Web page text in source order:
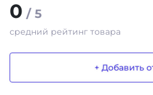
0 / 5
средний рейтинг товара
+ Добавить